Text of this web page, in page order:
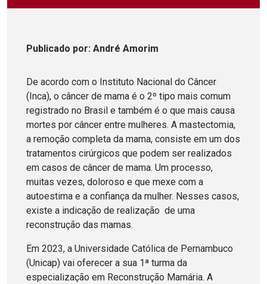
Publicado por: André Amorim
De acordo com o Instituto Nacional do Câncer
(Inca), o câncer de mama é o 2º tipo mais comum
registrado no Brasil e também é o que mais causa
mortes por câncer entre mulheres. A mastectomia,
a remoção completa da mama, consiste em um dos
tratamentos cirúrgicos que podem ser realizados
em casos de câncer de mama. Um processo,
muitas vezes, doloroso e que mexe com a
autoestima e a confiança da mulher. Nesses casos,
existe a indicação de realização de uma
reconstrução das mamas.
Em 2023, a Universidade Católica de Pernambuco
(Unicap) vai oferecer a sua 1ª turma da
especialização em Reconstrução Mamária. A